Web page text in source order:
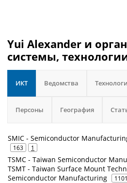
Yui Alexander и
системы,
ИКТ Ведомства
Персоны География
SMIC - Semiconductor
163 1
TSMC - Taiwan Semiconductor
TSMT - Taiwan Surface Mount
Semiconductor Manufacturing
1101